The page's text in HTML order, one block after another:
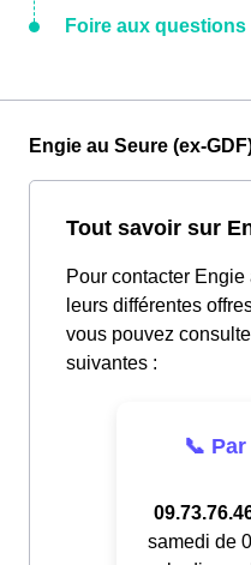
Foire aux
Engie au Seure (ex-
Tout savoir sur
Pour contacter
leurs différentes
vous pouvez
suivantes :
📞
samedi de